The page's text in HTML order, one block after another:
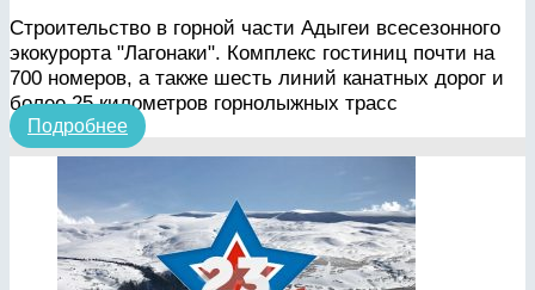
Строительство в горной части Адыгеи всесезонного
экокурорта "Лагонаки". Комплекс гостиниц почти на
700 номеров, а также шесть линий канатных дорог и
более 25 километров горнолыжных трасс
Подробнее